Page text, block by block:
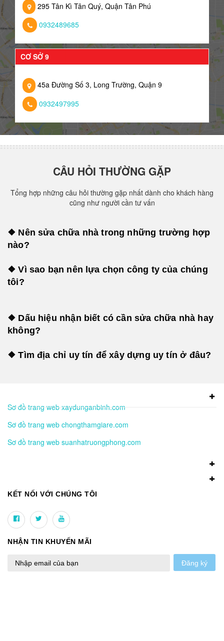
295 Tân Kì Tân Quý, Quận Tân Phú
0932489685
CƠ SỞ 9
45a Đường Số 3, Long Trường, Quận 9
0932497995
CÂU HỎI THƯỜNG GẶP
Tổng hợp những câu hỏi thường gặp nhất dành cho khách hàng
cũng như người cần tư vấn
❖ Nên sửa chữa nhà trong những trường hợp
nào?
❖ Vì sao bạn nên lựa chọn công ty của chúng
tôi?
❖ Dấu hiệu nhận biết có cần sửa chữa nhà hay
không?
❖ Tìm địa chỉ uy tín để xây dựng uy tín ở đâu?
Sơ đồ trang web xaydunganbinh.com
Sơ đồ trang web chongthamgiare.com
Sơ đồ trang web suanhatruongphong.com
KẾT NỐI VỚI CHÚNG TÔI
NHẬN TIN KHUYẾN MÃI
Đăng ký